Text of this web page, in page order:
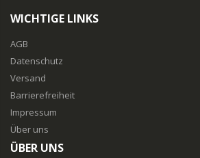
WICHTIGE LINKS
AGB
Datenschutz
Versand
Barrierefreiheit
Impressum
Über uns
ÜBER UNS